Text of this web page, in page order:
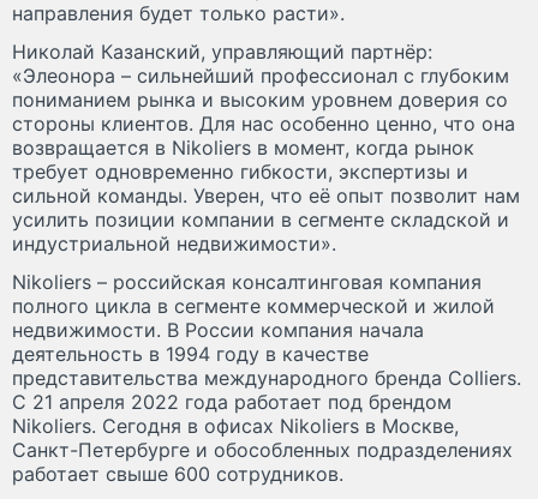
направления будет только расти».
Николай Казанский, управляющий партнёр:
«Элеонора – сильнейший профессионал с глубоким
пониманием рынка и высоким уровнем доверия со
стороны клиентов. Для нас особенно ценно, что она
возвращается в Nikoliers в момент, когда рынок
требует одновременно гибкости, экспертизы и
сильной команды. Уверен, что её опыт позволит нам
усилить позиции компании в сегменте складской и
индустриальной недвижимости».
Nikoliers – российская консалтинговая компания
полного цикла в сегменте коммерческой и жилой
недвижимости. В России компания начала
деятельность в 1994 году в качестве
представительства международного бренда Colliers.
С 21 апреля 2022 года работает под брендом
Nikoliers. Сегодня в офисах Nikoliers в Москве,
Санкт-Петербурге и обособленных подразделениях
работает свыше 600 сотрудников.